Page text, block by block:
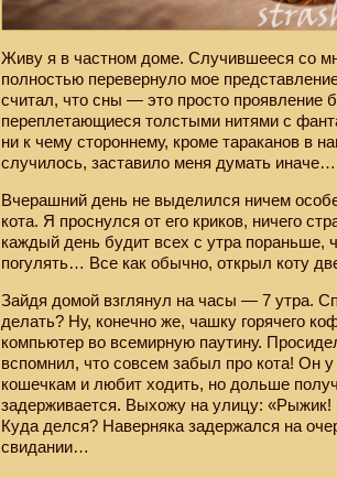
Живу я в частном доме. Случившееся со
полностью перевернуло мое
считал, что сны — это просто проявление
переплетающиеся толстыми нитями с
ни к чему стороннему, кроме тараканов в
случилось, заставило меня думать иначе…
Вчерашний день не выделился ничем
кота. Я проснулся от его криков, ничего
каждый день будит всех с утра пораньше,
погулять… Все как обычно, открыл коту
Зайдя домой взглянул на часы — 7 утра.
делать? Ну, конечно же, чашку горячего
компьютер во всемирную паутину.
вспомнил, что совсем забыл про кота! Он
кошечкам и любит ходить, но дольше
задерживается. Выхожу на улицу:
Куда делся? Наверняка задержался на
свидании…